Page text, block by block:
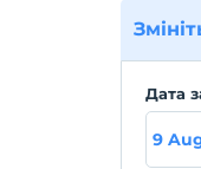
Дата
9